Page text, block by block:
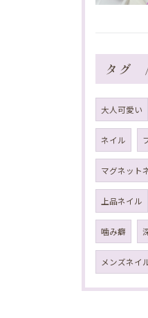
タグ
大人可愛い
ネイル
マグネット
上品ネイル
噛み癖
メンズネイ